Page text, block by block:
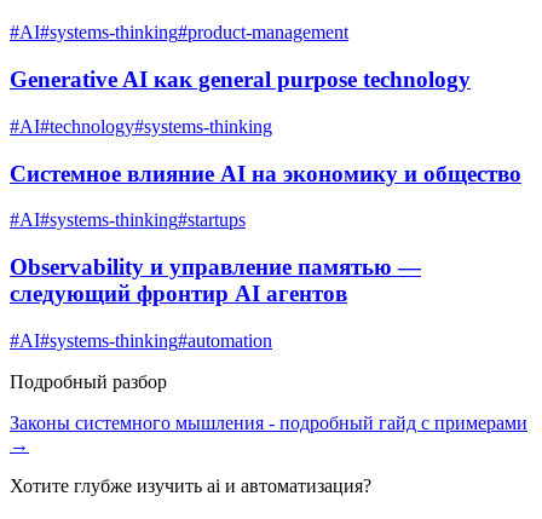
#AI#systems-thinking#product-management
Generative AI как general purpose technology
#AI#technology#systems-thinking
Системное влияние AI на экономику и общество
#AI#systems-thinking#startups
Observability и управление памятью —
следующий фронтир AI агентов
#AI#systems-thinking#automation
Подробный разбор
Законы системного мышления - подробный гайд с примерами
→
Хотите глубже изучить ai и автоматизация?